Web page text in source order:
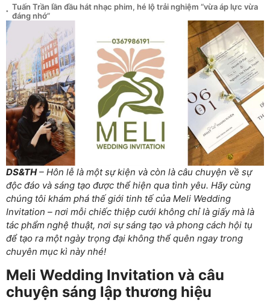
Tuấn Trần lần đầu hát nhạc phim, hé lộ trải nghiệm “vừa áp lực vừa
đáng nhớ”
DS&TH– Hôn lễ là một sự kiện và còn là câu chuyện về sự
độc đáo và sáng tạo được thể hiện qua tình yêu. Hãy cùng
chúng tôi khám phá thế giới tinh tế của Meli Wedding
Invitation – nơi mỗi chiếc thiệp cưới không chỉ là giấy mà là
tác phẩm nghệ thuật, nơi sự sáng tạo và phong cách hội tụ
để tạo ra một ngày trọng đại không thể quên ngay trong
chuyên mục kì này nhé!
Meli Wedding Invitation và câu
chuyện sáng lập thương hiệu